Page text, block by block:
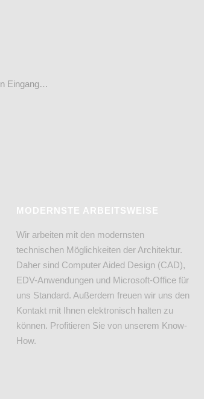
Eingang…
MODERNSTE ARBEITSWEISE
Wir arbeiten mit den modernsten
technischen Möglichkeiten der Architektur.
Daher sind Computer Aided Design (CAD),
EDV-Anwendungen und Microsoft-Office für
uns Standard. Außerdem freuen wir uns den
Kontakt mit Ihnen elektronisch halten zu
können. Profitieren Sie von unserem Know-
How.